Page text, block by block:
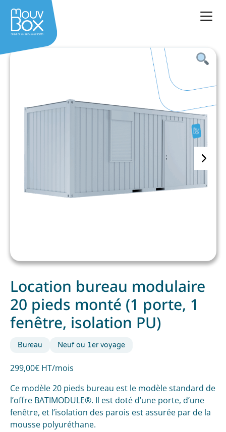
Location bureau modulaire
20 pieds monté (1 porte, 1
fenêtre, isolation PU)
Bureau Neuf ou 1er voyage
299,00€ HT/mois
Ce modèle 20 pieds bureau est le modèle standard de
l’offre BATIMODULE®. Il est doté d’une porte, d’une
fenêtre, et l’isolation des parois est assurée par de la
mousse polyuréthane.